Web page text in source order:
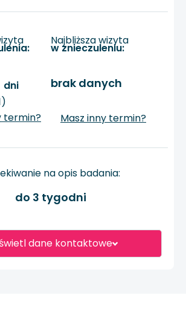
dane kontaktowe
dni
termin?
Najbliższa wizyta
w znieczuleniu:
brak danych
Masz inny termin?
na opis badania:
do 3 tygodni